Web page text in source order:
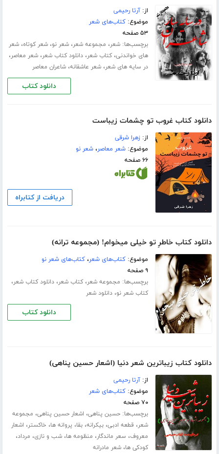
از:آرتا رحیمی
موضوع:کتاب‌های شعر
۵۳ صفحه
برچسب‌ها:شعر، مجموعه شعر،شعر نو،شعر کوتاه،شعر
های خواندنی،کتاب شعر،دانلود کتاب شعر،شعر معاصر،
در سایه های شعر،شعر عاشقانه،شاعران معاصر
دانلود کتاب
دانلود کتاب غروب تو چشمات زیباست
از:زهرا شرقی
موضوع:شعر معاصر،شعر نو
۶۶ صفحه
دریافت از کتابراه
دانلود کتاب خاطرِ تو خیلی میخوام! (مجموعه ترانه)
موضوع:کتاب‌های شعر،کتاب‌های شعر نو
۹ صفحه
برچسب‌ها: مجموعه شعر،کتاب شعر،دانلود کتاب شعر،
کتاب شعر نو،دانلود شعر
دانلود کتاب
دانلود کتاب زیباترین شعر دنیا (اشعار حسین پناهی)
از:آرتا رحیمی
موضوع:کتاب‌های شعر
۷۰ صفحه
برچسب‌ها:حسین پناهی، اشعار حسین پناهی، مجموعه
شعر، قطعه ادبی،بیکرانه،بقا، پروانه ها، خاکستر، اشعار
معروف، سعر ماندگار، منظومه ها،شب و نازی، مرداد،
کودکی ها،شعر مادرانه